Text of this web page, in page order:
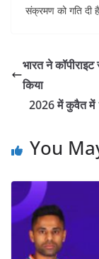
संक्रमण को गति दी
भारत ने
किया
2026 में कुवैत में
You